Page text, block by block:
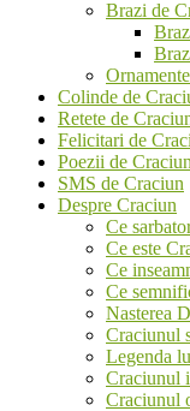
Brazi de
Colinde de
Retete de
Felicitari de
Poezii de Craciun
SMS de Craciun
Despre Craciun
Ce
Ce este
Ce
Ce
Nasterea
Craciunul
Legenda
Craciunul
Craciunul